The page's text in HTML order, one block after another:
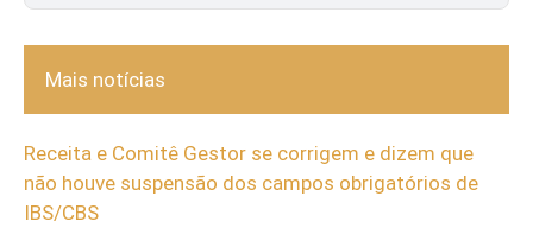
Mais notícias
Receita e Comitê Gestor se corrigem e dizem que
não houve suspensão dos campos obrigatórios de
IBS/CBS